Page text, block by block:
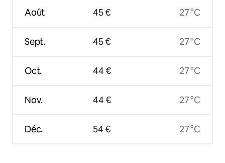
Août
Sept.
Oct.
Nov.
Déc.
45 €
45 €
44 €
44 €
54 €
27 °C
27 °C
27 °C
27 °C
27 °C